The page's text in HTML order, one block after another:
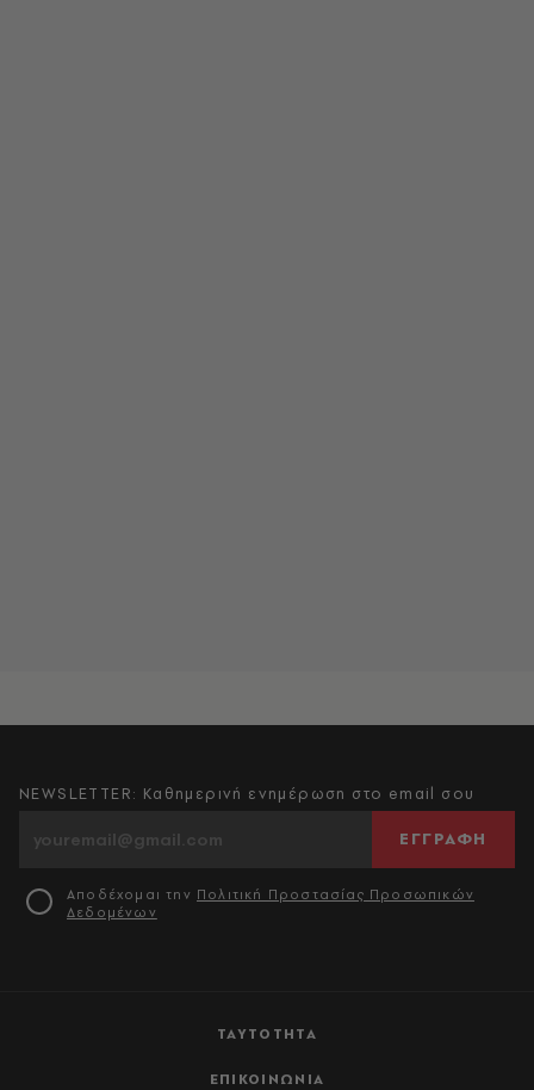
ΤΑΥΤΟΤΗΤΑ
ΕΠΙΚΟΙΝΩΝΙΑ
NEWSLETTER: Καθημερινή ενημέρωση στο email σου
ΕΓΓΡΑΦΗ
Αποδέχομαι την Πολιτική Προστασίας Προσωπικών
Δεδομένων